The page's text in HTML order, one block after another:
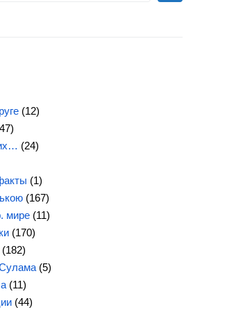
(12)
(24)
(1)
(167)
мире (11)
(170)
(182)
(5)
(11)
(44)